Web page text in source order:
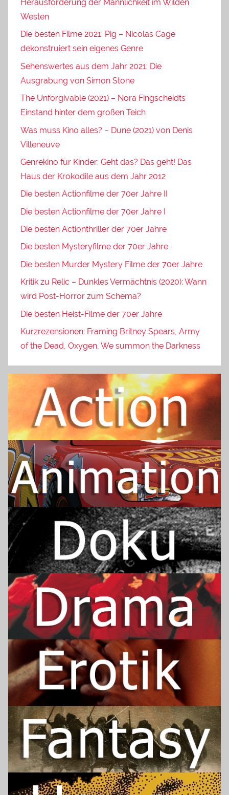
Herausforderung der Männlichkeit im Wilden
Westen
Die besten Filme 2021: Pig – Nicolas Cage
dekonstruiert sein eigenes Genre
Sehenswertes aus dem Jahr 2021: Die
Ausgrabung von Simon Stone
The Unforgivable (2021) – Nora Fingscheidts
Einstand hinter dem großen Teich
Was muss Kino alles? – Dune (2021) von Denis
Villeneuve
Genrekino für Kinder: Geht das? Das geht! Das
Haus der Krokodile aus dem Jahr 2012
Die besten Actionfilme der 70er Jahre II
Die besten Actionfilme der 70er Jahre I
Die besten Actionthriller der 70er Jahre
Die besten Mysteryfilme der 70er Jahre
Die besten Murder Mystery Filme der 70er Jahre
Kritik zu Relic – Dunkles Vermächtnis (2020): Wann
wird Post-Horror zum Schema?
Die besten Heist-Filme der 70er Jahre
Kurzrezensionen: Framing Britney Spears, Army
of the Dead, Oxygen, We summon the Darkness